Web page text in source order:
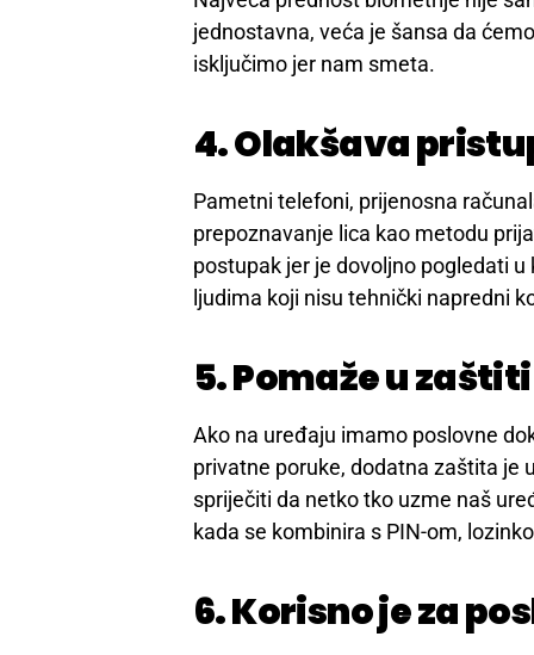
jednostavna, veća je šansa da
isključimo jer nam smeta.
4. Olakšava
Pametni telefoni, prijenosna
prepoznavanje lica kao metodu
postupak jer je dovoljno pogledati
ljudima koji nisu tehnički napredni
5. Pomaže u
Ako na uređaju imamo poslovne
privatne poruke, dodatna zaštita je
spriječiti da netko tko uzme naš
kada se kombinira s PIN-om,
6. Korisno je za